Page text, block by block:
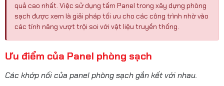
quả cao nhất. Việc sử dụng tấm Panel trong xây dựng phòng
sạch được xem là giải pháp tối ưu cho các công trình nhờ vào
các tính năng vượt trội soi với vật liệu truyền thống.
Ưu điểm của Panel phòng sạch
Các khớp nối của panel phòng sạch gắn kết với nhau.